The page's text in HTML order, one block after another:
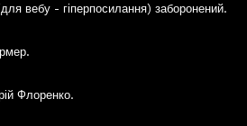
вебу - гіперпосилання) заборонений.
Флоренко.